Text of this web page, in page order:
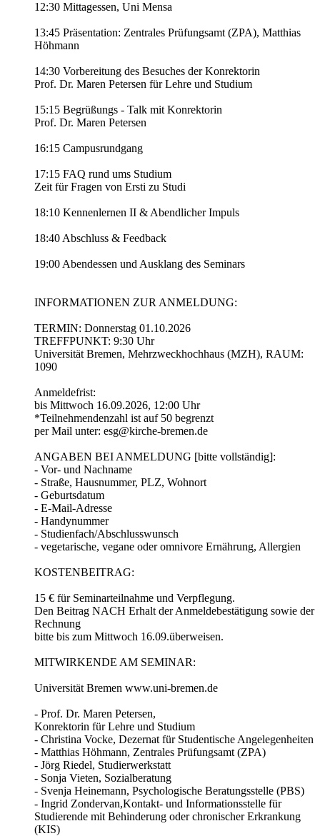
12:30 Mittagessen, Uni Mensa
13:45 Präsentation: Zentrales Prüfungsamt (ZPA), Matthias
Höhmann
14:30 Vorbereitung des Besuches der Konrektorin
Prof. Dr. Maren Petersen für Lehre und Studium
15:15 Begrüßungs - Talk mit Konrektorin
Prof. Dr. Maren Petersen
16:15 Campusrundgang
17:15 FAQ rund ums Studium
Zeit für Fragen von Ersti zu Studi
18:10 Kennenlernen II & Abendlicher Impuls
18:40 Abschluss & Feedback
19:00 Abendessen und Ausklang des Seminars
INFORMATIONEN ZUR ANMELDUNG:
TERMIN: Donnerstag 01.10.2026
TREFFPUNKT: 9:30 Uhr
Universität Bremen, Mehrzweckhochhaus (MZH), RAUM:
1090
Anmeldefrist:
bis Mittwoch 16.09.2026, 12:00 Uhr
*Teilnehmendenzahl ist auf 50 begrenzt
per Mail unter: esg@kirche-bremen.de
ANGABEN BEI ANMELDUNG [bitte vollständig]:
- Vor- und Nachname
- Straße, Hausnummer, PLZ, Wohnort
- Geburtsdatum
- E-Mail-Adresse
- Handynummer
- Studienfach/Abschlusswunsch
- vegetarische, vegane oder omnivore Ernährung, Allergien
KOSTENBEITRAG:
15 € für Seminarteilnahme und Verpflegung.
Den Beitrag NACH Erhalt der Anmeldebestätigung sowie der
Rechnung
bitte bis zum Mittwoch 16.09.überweisen.
MITWIRKENDE AM SEMINAR:
Universität Bremen www.uni-bremen.de
- Prof. Dr. Maren Petersen,
Konrektorin für Lehre und Studium
- Christina Vocke, Dezernat für Studentische Angelegenheiten
- Matthias Höhmann, Zentrales Prüfungsamt (ZPA)
- Jörg Riedel, Studierwerkstatt
- Sonja Vieten, Sozialberatung
- Svenja Heinemann, Psychologische Beratungsstelle (PBS)
- Ingrid Zondervan,Kontakt- und Informationsstelle für
Studierende mit Behinderung oder chronischer Erkrankung
(KIS)